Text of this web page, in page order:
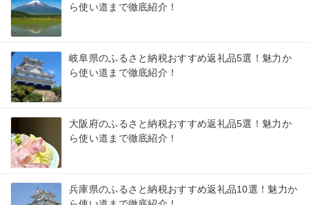
ら使い道まで徹底紹介！
岐阜県のふるさと納税おすすめ返礼品5選！魅力か
ら使い道まで徹底紹介！
大阪府のふるさと納税おすすめ返礼品5選！魅力か
ら使い道まで徹底紹介！
兵庫県のふるさと納税おすすめ返礼品10選！魅力か